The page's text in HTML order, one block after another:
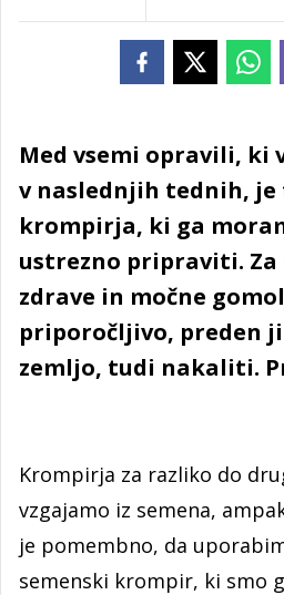
Med vsemi opravili, ki
v naslednjih tednih, je
krompirja, ki ga
ustrezno pripraviti.
zdrave in močne
priporočljivo, preden
zemljo, tudi nakaliti.
Krompirja za razliko do
vzgajamo iz semena,
je pomembno, da
semenski krompir, ki smo